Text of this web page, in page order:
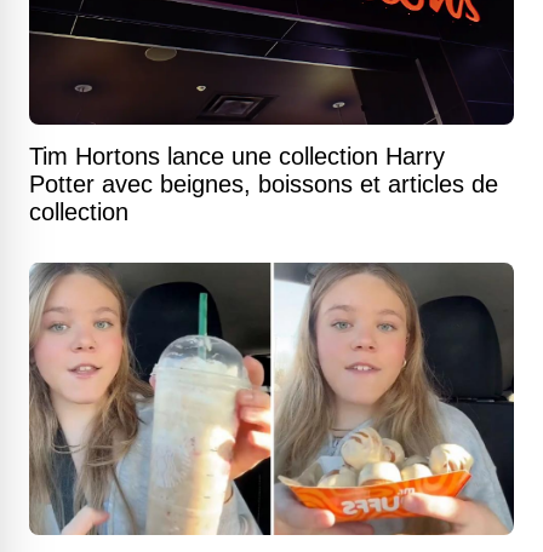
Tim Hortons lance une collection Harry
Potter avec beignes, boissons et articles de
collection